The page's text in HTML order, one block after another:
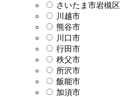
さいたま市岩槻区
川越市
熊谷市
川口市
行田市
秩父市
所沢市
飯能市
加須市